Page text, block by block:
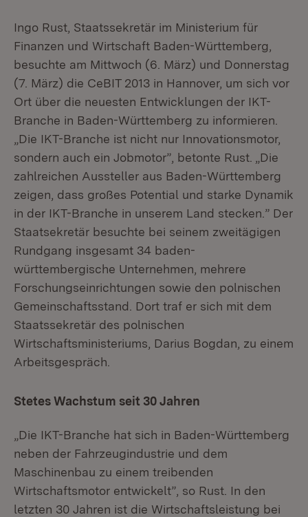
Ingo Rust, Staatssekretär im Ministerium für
Finanzen und Wirtschaft Baden-Württemberg,
besuchte am Mittwoch (6. März) und Donnerstag
(7. März) die CeBIT 2013 in Hannover, um sich vor
Ort über die neuesten Entwicklungen der IKT-
Branche in Baden-Württemberg zu informieren.
„Die IKT-Branche ist nicht nur Innovationsmotor,
sondern auch ein Jobmotor”, betonte Rust. „Die
zahlreichen Aussteller aus Baden-Württemberg
zeigen, dass großes Potential und starke Dynamik
in der IKT-Branche in unserem Land stecken.” Der
Staatsekretär besuchte bei seinem zweitägigen
Rundgang insgesamt 34 baden-
württembergische Unternehmen, mehrere
Forschungseinrichtungen sowie den polnischen
Gemeinschaftsstand. Dort traf er sich mit dem
Staatssekretär des polnischen
Wirtschaftsministeriums, Darius Bogdan, zu einem
Arbeitsgespräch.
Stetes Wachstum seit 30 Jahren
„Die IKT-Branche hat sich in Baden-Württemberg
neben der Fahrzeugindustrie und dem
Maschinenbau zu einem treibenden
Wirtschaftsmotor entwickelt”, so Rust. In den
letzten 30 Jahren ist die Wirtschaftsleistung bei